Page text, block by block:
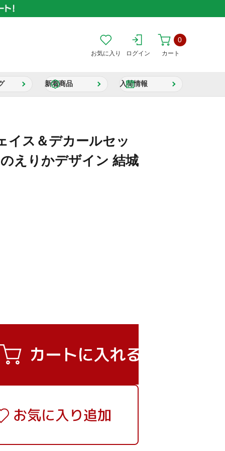
お気に入り ログイン カート
0
新着商品 入荷情報
イス＆デカールセッ
えりかデザイン 結城